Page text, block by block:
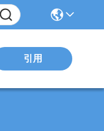
引用